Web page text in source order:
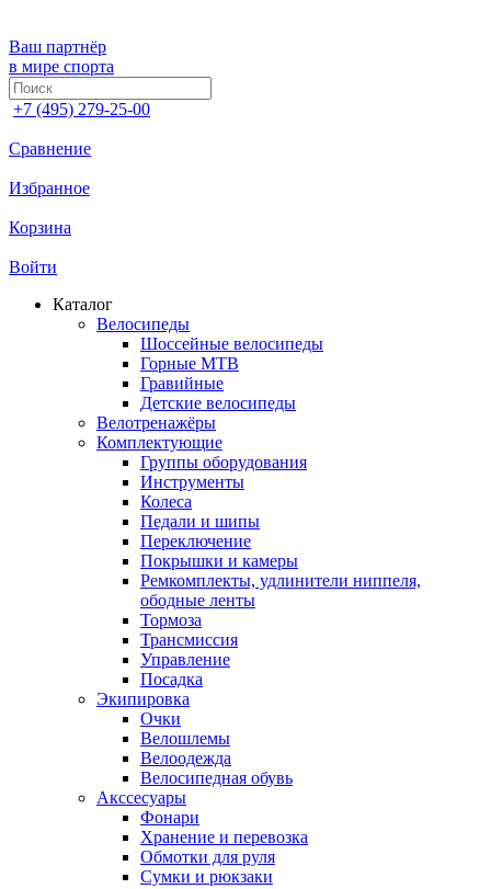
Ваш партнёр
в мире спорта
+7 (495) 279-25-00
Сравнение
Избранное
Корзина
Войти
Каталог
Велосипеды
Шоссейные велосипеды
Горные МTB
Гравийные
Детские велосипеды
Велотренажёры
Комплектующие
Группы оборудования
Инструменты
Колеса
Педали и шипы
Переключение
Покрышки и камеры
Ремкомплекты, удлинители ниппеля,
ободные ленты
Тормоза
Трансмиссия
Управление
Посадка
Экипировка
Очки
Велошлемы
Велоодежда
Велосипедная обувь
Акссесуары
Фонари
Хранение и перевозка
Обмотки для руля
Сумки и рюкзаки